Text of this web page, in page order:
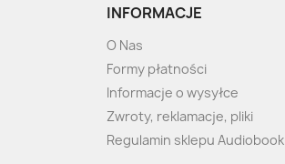
INFORMACJE
O Nas
Formy płatności
Informacje o wysyłce
Zwroty, reklamacje, pliki
Regulamin sklepu Audiobook